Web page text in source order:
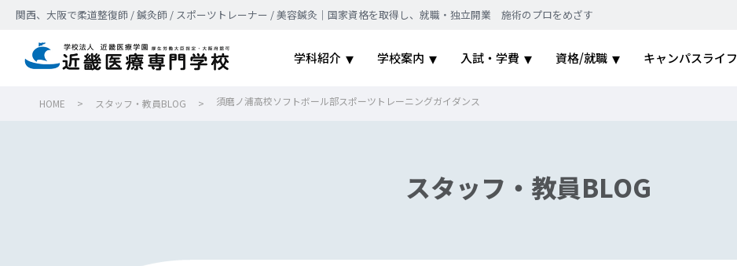
関西、大阪で柔道整復師 / 鍼灸師 / スポーツトレーナー / 美容鍼灸｜国家資格を取得し、就職・独立開業 施術のプロをめざす
学科紹介 学校案内 入試・学費 資格/就職 キャンパスライフ
HOME > スタッフ・教員BLOG > 須磨ノ浦高校ソフトボール部スポーツトレーニングガイダンス
スタッフ・教員BLOG